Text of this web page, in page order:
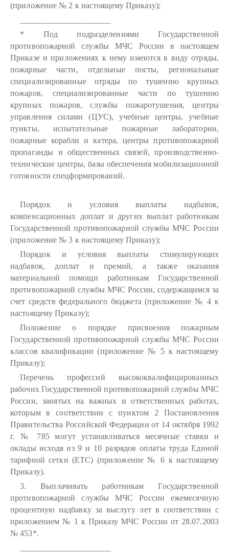
(приложение № 2 к настоящему Приказу);
* Под подразделениями Государственной
противопожарной службы МЧС России в настоящем
Приказе и приложениях к нему имеются в виду отряды,
пожарные части, отдельные посты, региональные
специализированные отряды по тушению крупных
пожаров, специализированные части по тушению
крупных пожаров, службы пожаротушения, центры
управления силами (ЦУС), учебные центры, учебные
пункты, испытательные пожарные лаборатории,
пожарные корабли и катера, центры противопожарной
пропаганды и общественных связей, производственно-
технические центры, базы обеспечения мобилизационной
готовности спецформирований.
Порядок и условия выплаты надбавок,
компенсационных доплат и других выплат работникам
Государственной противопожарной службы МЧС России
(приложение № 3 к настоящему Приказу);
Порядок и условия выплаты стимулирующих
надбавок, доплат и премий, а также оказания
материальной помощи работникам Государственной
противопожарной службы МЧС России, содержащимся за
счет средств федерального бюджета (приложение № 4 к
настоящему Приказу);
Положение о порядке присвоения пожарным
Государственной противопожарной службы МЧС России
классов квалификации (приложение № 5 к настоящему
Приказу);
Перечень профессий высококвалифицированных
рабочих Государственной противопожарной службы МЧС
России, занятых на важных и ответственных работах,
которым в соответствии с пунктом 2 Постановления
Правительства Российской Федерации от 14 октября 1992
г. № 785 могут устанавливаться месячные ставки и
оклады исходя из 9 и 10 разрядов оплаты труда Единой
тарифной сетки (ETC) (приложение № 6 к настоящему
Приказу).
3. Выплачивать работникам Государственной
противопожарной службы МЧС России ежемесячную
процентную надбавку за выслугу лет в соответствии с
приложением № 1 к Приказу МЧС России от 28.07.2003
№ 453*.